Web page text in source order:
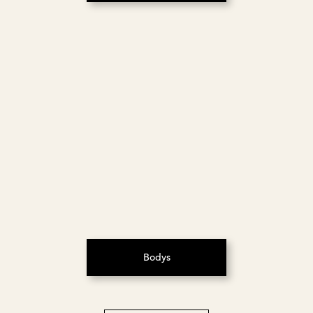
Bodys
(S’ouvre dans un nouvel onglet)